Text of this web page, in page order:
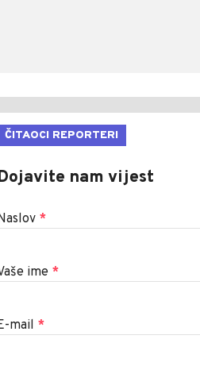
ČITAOCI REPORTERI
nam vijest
*
ime *
mail *